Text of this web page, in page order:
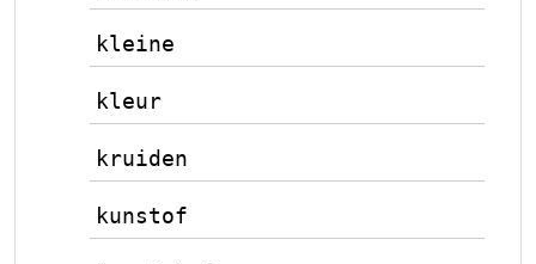
kleine
kleur
kruiden
kunstof